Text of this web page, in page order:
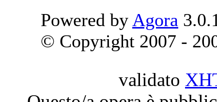
Powered by Agora
© Copyright 2007 -
validato